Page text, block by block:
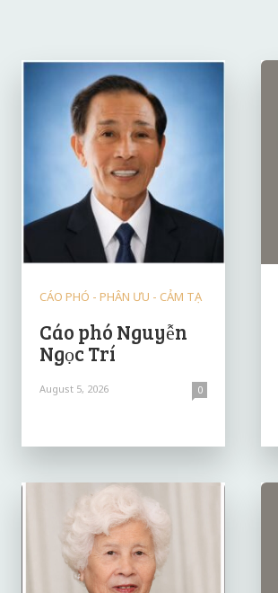
CÁO PHÓ - PHÂN ƯU - CẢM TẠ
Cáo phó Nguyễn
Ngọc Trí
August 5, 2026 0